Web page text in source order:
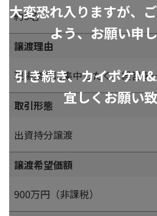
大変恐れ入りますが、
よう、お願い申
引き続き、カイポケ
宜しくお願い
約5名
譲渡理由
現場業務に集中したく、経営を
取引形態
出資持分譲渡
譲渡希望価額
900万円（非課税）